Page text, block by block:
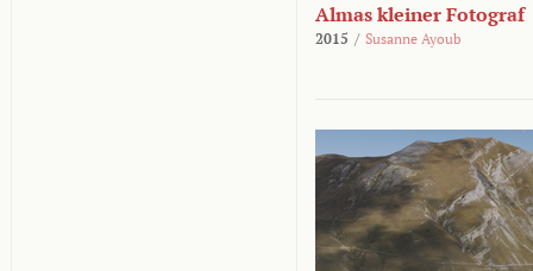
Almas kleiner Fotograf
2015 / Susanne Ayoub